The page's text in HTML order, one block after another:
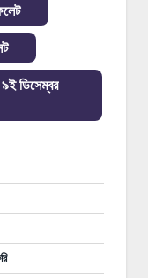
ডিসেম্বর